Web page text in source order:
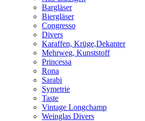
Bargläser
Biergläser
Congresso
Divers
Karaffen, Krüge,Dekanter
Mehrweg, Kunststoff
Princessa
Rona
Sarabi
Symetrie
Taste
Vintage Longchamp
Weinglas Divers